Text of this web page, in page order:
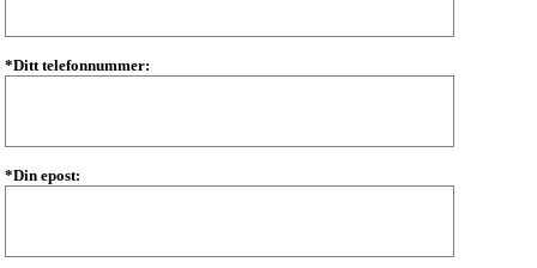
*Ditt telefonnummer:
*Din epost: